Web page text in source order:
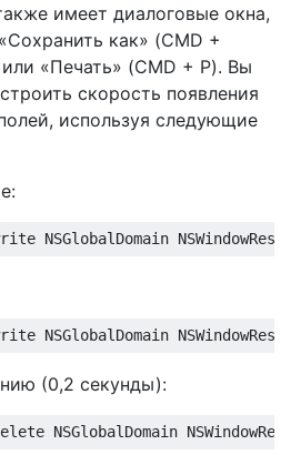
имеет диалоговые окна,
как» (CMD +
или «Печать» (CMD + P). Вы
скорость появления
используя следующие
(0,2 секунды):